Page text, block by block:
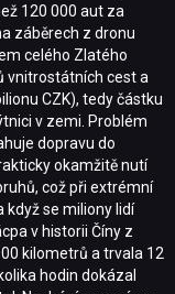
120 000 aut za
záběrech z dronu
celého Zlatého
vnitrostátních cest a
CZK), tedy částku
v zemi. Problém
dopravu do
okamžitě nutí
což při extrémní
když se miliony lidí
v historii Číny z
kilometrů a trvala 12
hodin dokázal